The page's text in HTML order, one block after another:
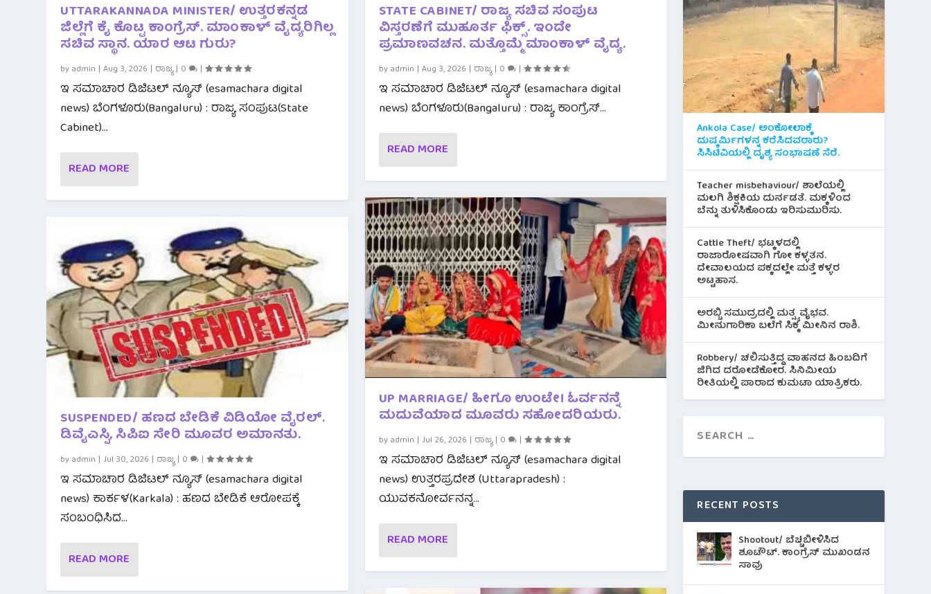
UTTARAKANNADA MINISTER/ ಉತ್ತರಕನ್ನಡ
ಜಿಲ್ಲೆಗೆ ಕೈ ಕೊಟ್ಟ ಕಾಂಗ್ರೆಸ್. ಮಾಂಕಾಳ್ ವೈದ್ಯರಿಗಿಲ್ಲ
ಸಚಿವ ಸ್ಥಾನ. ಯಾರ ಆಟ ಗುರು?
byadmin |Aug 3, 2026 | ರಾಜ್ಯ| 0 |
ಇ ಸಮಾಚಾರ ಡಿಜಿಟಲ್ ನ್ಯೂಸ್ (esamachara digital
news) ಬೆಂಗಳೂರು(Bangaluru) : ರಾಜ್ಯ ಸಂಪುಟ(State
Cabinet)...
READ MORE
SUSPENDED/ ಹಣದ ಬೇಡಿಕೆ ವಿಡಿಯೋ ವೈರಲ್.
ಡಿವೈಎಸ್ಪಿ, ಸಿಪಿಐ ಸೇರಿ ಮೂವರ ಅಮಾನತು.
byadmin | Jul 30, 2026 | ರಾಜ್ಯ| 0 |
ಇ ಸಮಾಚಾರ ಡಿಜಿಟಲ್ ನ್ಯೂಸ್ (esamachara digital
news) ಕಾರ್ಕಳ(Karkala) : ಹಣದ ಬೇಡಿಕೆ ಆರೋಪಕ್ಕೆ
ಸಂಬಂಧಿಸಿದ...
READ MORE
STATE CABINET/ ರಾಜ್ಯ ಸಚಿವ ಸಂಪುಟ
ವಿಸ್ತರಣೆಗೆ ಮುಹೂರ್ತ ಫಿಕ್ಸ್. ಇಂದೇ
ಪ್ರಮಾಣವಚನ. ಮತ್ತೊಮ್ಮೆ ಮಾಂಕಾಳ್ ವೈದ್ಯ.
byadmin | Aug 3, 2026 | ರಾಜ್ಯ| 0 |
ಇ ಸಮಾಚಾರ ಡಿಜಿಟಲ್ ನ್ಯೂಸ್ (esamachara digital
news) ಬೆಂಗಳೂರು(Bangaluru) : ರಾಜ್ಯ ಕಾಂಗ್ರೆಸ್...
READ MORE
UP MARRIAGE/ ಹೀಗೂ ಉಂಟೇ! ಓರ್ವನನ್ನೆ
ಮದುವೆಯಾದ ಮೂವರು ಸಹೋದರಿಯರು.
byadmin | Jul 26, 2026 | ರಾಜ್ಯ| 0 |
ಇ ಸಮಾಚಾರ ಡಿಜಿಟಲ್ ನ್ಯೂಸ್ (esamachara digital
news) ಉತ್ತರಪ್ರದೇಶ (Uttarapradesh) :
ಯುವಕನೋರ್ವನನ್ನ...
READ MORE
Ankola Case/ ಅಂಕೋಲಾಕ್ಕೆ
ದುಷ್ಕರ್ಮಿಗಳನ್ನ ಕರೆಸಿದವರಾರು?
ಸಿಸಿಟಿವಿಯಲ್ಲಿ ದೃಶ್ಯ ಸಂಭಾಷಣೆ ಸೆರೆ.
Teacher misbehaviour/ ಶಾಲೆಯಲ್ಲಿ
ಮಲಗಿ ಶಿಕ್ಷಕಿಯ ದುರ್ನಡತೆ. ಮಕ್ಕಳಿಂದ
ಬೆನ್ನು ತುಳಿಸಿಕೊಂಡು ಇರಿಸುಮುರಿಸು.
Cattle Theft/ ಭಟ್ಕಳದಲ್ಲಿ
ರಾಜಾರೋಷವಾಗಿ ಗೋ ಕಳ್ಳತನ.
ದೇವಾಲಯದ ಪಕ್ಕದಲ್ಲೇ ಮತ್ತೆ ಕಳ್ಳರ
ಅಟ್ಟಹಾಸ.
ಅರಬ್ಬಿ ಸಮುದ್ರದಲ್ಲಿ ಮತ್ಸ್ಯ ವೈಭವ.
ಮೀನುಗಾರಿಕಾ ಬಲೆಗೆ ಸಿಕ್ಕ ಮೀನಿನ‌ ರಾಶಿ.
Robbery/ ಚಲಿಸುತ್ತಿದ್ದ ವಾಹನದ ಹಿಂಬದಿಗೆ
ಜಿಗಿದ ದರೋಡೆಕೋರ. ಸಿನಿಮೀಯ
ರೀತಿಯಲ್ಲಿ ಪಾರಾದ ಕುಮಟಾ ಯಾತ್ರಿಕರು.
RECENT POSTS
Shootout/ ಬೆಚ್ಚಿಬೀಳಿಸಿದ
ಶೂಟೌಟ್‌. ಕಾಂಗ್ರೆಸ್ ಮುಖಂಡನ
ಸಾವು